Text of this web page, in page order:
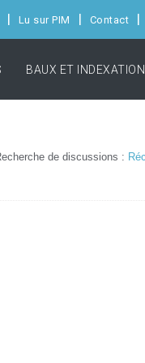
Lu sur PIM Contact
BAUX ET INDEXATION
de discussions :